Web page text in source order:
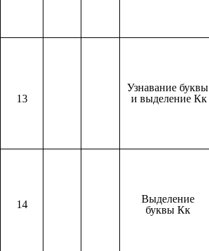
13
Узнавание буквы
и выделение Кк
14
Выделение
буквы Кк